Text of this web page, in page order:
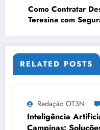
Como Contratar
Teresina com
RELATED POSTS
Redação OT3N
Inteligência